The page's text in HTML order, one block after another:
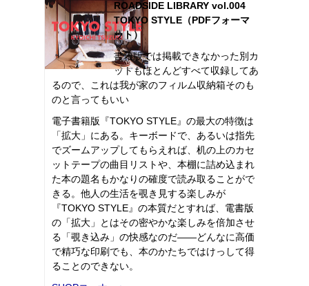
ROADSIDE LIBRARY vol.004
TOKYO STYLE（PDFフォーマ
ット）
書籍版では掲載できなかった別カ
ットもほとんどすべて収録してあ
るので、これは我が家のフィルム収納箱そのも
のと言ってもいい
電子書籍版『TOKYO STYLE』の最大の特徴は
「拡大」にある。キーボードで、あるいは指先
でズームアップしてもらえれば、机の上のカセ
ットテープの曲目リストや、本棚に詰め込まれ
た本の題名もかなりの確度で読み取ることがで
きる。他人の生活を覗き見する楽しみが
『TOKYO STYLE』の本質だとすれば、電書版
の「拡大」とはその密やかな楽しみを倍加させ
る「覗き込み」の快感なのだ――どんなに高価
で精巧な印刷でも、本のかたちではけっして得
ることのできない。